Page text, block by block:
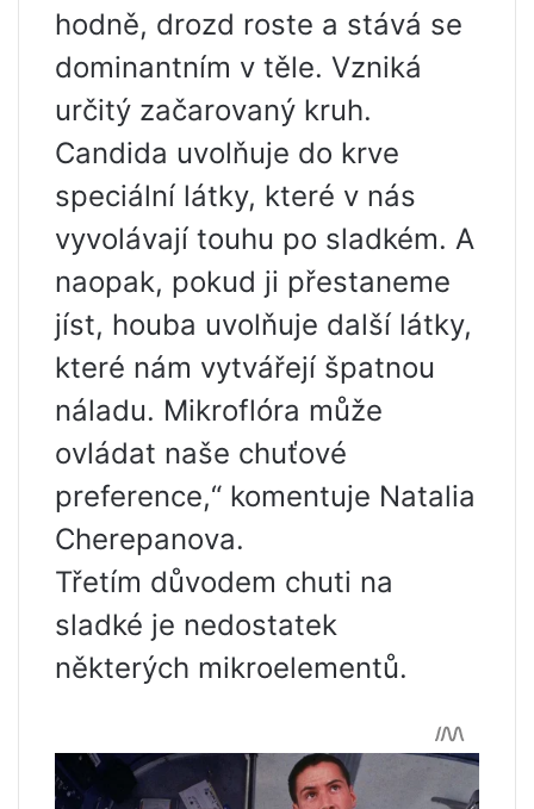
hodně, drozd roste a stává se
dominantním v těle. Vzniká
určitý začarovaný kruh.
Candida uvolňuje do krve
speciální látky, které v nás
vyvolávají touhu po sladkém. A
naopak, pokud ji přestaneme
jíst, houba uvolňuje další látky,
které nám vytvářejí špatnou
náladu. Mikroflóra může
ovládat naše chuťové
preference,“ komentuje Natalia
Cherepanova.
Třetím důvodem chuti na
sladké je nedostatek
některých mikroelementů.